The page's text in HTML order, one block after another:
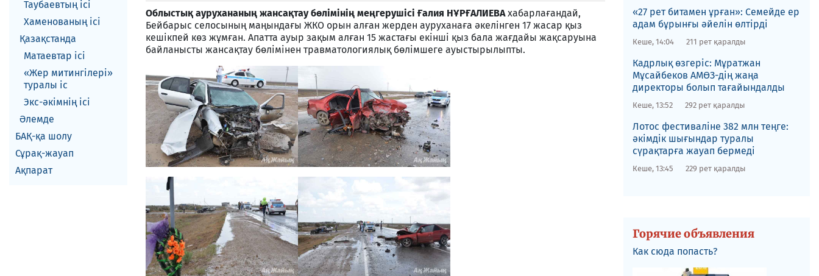
Таубаевтың ісі
Хаменованың ісі
Қазақстанда
Матаевтар ici
«Жер митингілері»
туралы іс
Экс-әкiмнiң iсi
Әлемде
БАҚ-қа шолу
Сұрақ-жауап
Ақпарат
Облыстық аурухананың жансақтау бөлімінің меңгерушісі Ғалия НҰРҒАЛИЕВАхабарлағандай,
Бейбарыс селосының маңындағы ЖКО орын алған жерден ауруханаға әкелінген 17 жасар қыз
кешікпей көз жұмған. Апатта ауыр зақым алған 15 жастағы екінші қыз бала жағдайы жақсаруына
байланысты жансақтау бөлімінен травматологиялық бөлімшеге ауыстырылыпты.
«27 рет битамен ұрған»: Семейде ер
адам бұрынғы әйелін өлтірді
Кеше, 14:04 211 рет қаралды
Кадрлық өзгеріс: Мұратжан
Мұсайбеков АМӨЗ-дің жаңа
директоры болып ​тағайындалды
Кеше, 13:52 292 рет қаралды
Лотос фестиваліне​ 382 млн теңге:
әкімдік шығындар туралы
сүрақтарға жауап бермеді
Кеше, 13:45 229 рет қаралды
Горячие объявления
Как сюда попасть?